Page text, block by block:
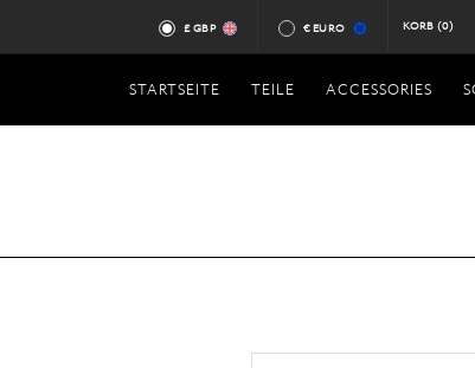
£ GBP € EURO KORB(0)
STARTSEITE TEILE ACCESSORIES